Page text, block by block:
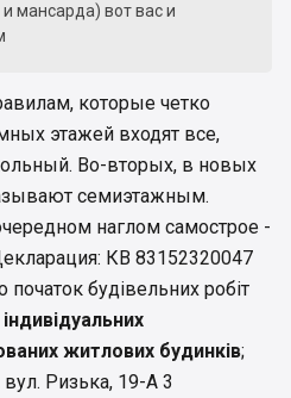
мансарда) вот вас и
которые четко
этажей входят все,
Во-вторых, в новых
семиэтажным.
наглом самострое -
КВ 83152320047
будівельних робіт
житлових будинків;
Ризька, 19-А 3